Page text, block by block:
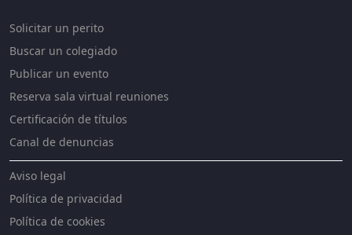
Solicitar un perito
Buscar un colegiado
Publicar un evento
Reserva sala virtual reuniones
Certificación de títulos
Canal de denuncias
Aviso legal
Política de privacidad
Política de cookies